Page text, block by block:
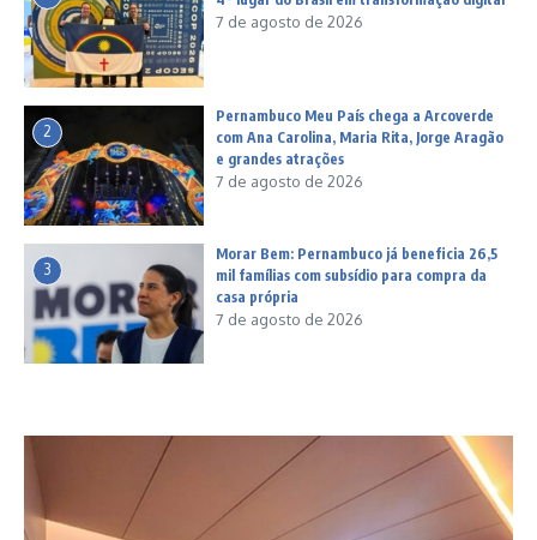
7 de agosto de 2026
2
Pernambuco Meu País chega a Arcoverde
com Ana Carolina, Maria Rita, Jorge Aragão
e grandes atrações
7 de agosto de 2026
3
Morar Bem: Pernambuco já beneficia 26,5
mil famílias com subsídio para compra da
casa própria
7 de agosto de 2026